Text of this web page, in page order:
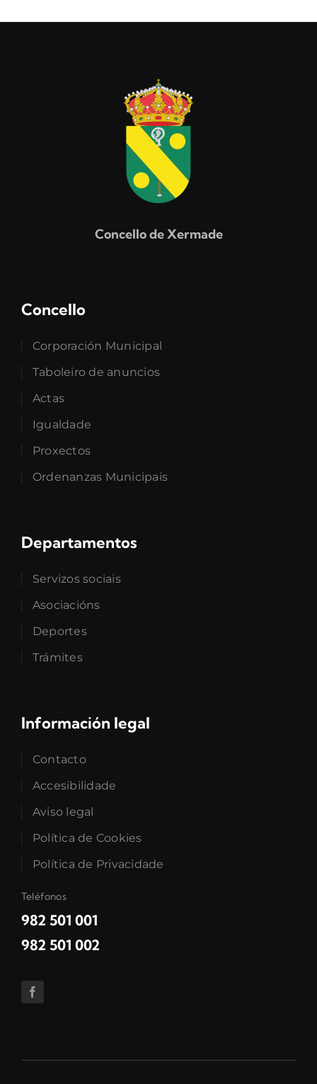
Concello de Xermade
Concello
Corporación Municipal
Taboleiro de anuncios
Actas
Igualdade
Proxectos
Ordenanzas Municipais
Departamentos
Servizos sociais
Asociacións
Deportes
Trámites
Información legal
Contacto
Accesibilidade
Aviso legal
Política de Cookies
Política de Privacidade
Teléfonos
982 501 001
982 501 002